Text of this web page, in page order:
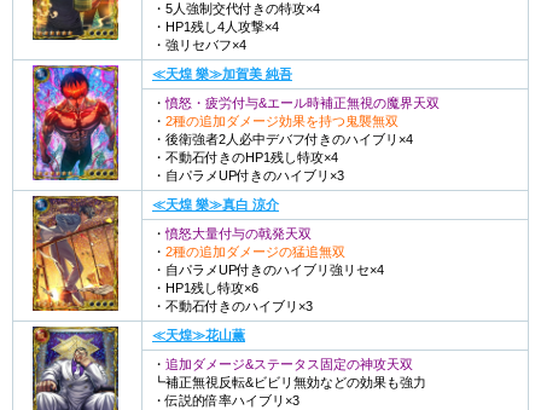
・5人強制交代付きの特攻×4
・HP1残し4人攻撃×4
・強リセバフ×4
≪天煌 樂≫加賀美 純吾
・憤怒・疲労付与&エール時補正無視の魔界天双
・ 2種の追加ダメージ効果を持つ鬼襲無双
・後衛強者2人必中デバフ付きのハイブリ×4
・不動石付きのHP1残し特攻×4
・自パラメUP付きのハイブリ×3
≪天煌 樂≫真白 涼介
・憤怒大量付与の戟発天双
・ 2種の追加ダメージの猛追無双
・自パラメUP付きのハイブリ強リセ×4
・HP1残し特攻×6
・不動石付きのハイブリ×3
≪天煌≫花山薫
・ 追加ダメージ&ステータス固定の神攻天双
┗補正無視反転&ビビリ無効などの効果も強力
・伝説的倍率ハイブリ×3